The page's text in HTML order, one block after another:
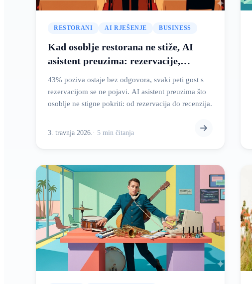
RESTORANI AI RJEŠENJE BUSINESS
Kad osoblje restorana ne stiže, AI
asistent preuzima: rezervacije,
recenzije i sve između
43% poziva ostaje bez odgovora, svaki peti gost s
rezervacijom se ne pojavi. AI asistent preuzima što
osoblje ne stigne pokriti: od rezervacija do recenzija.
3. travnja 2026. · 5 min čitanja